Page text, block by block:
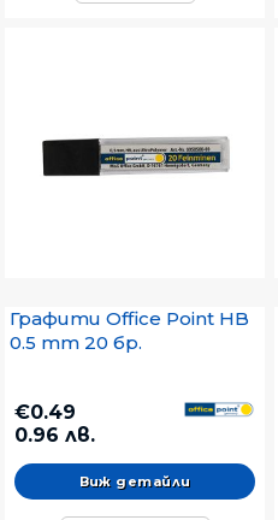
Графити Office Point HB
0.5 mm 20 бр.
€0.49
0.96 лв.
Виж детайли